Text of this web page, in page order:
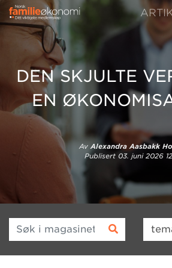
DEN SKJULTE
EN
Av Alexandra Aasbakk
Publisert 03. juni 2026
Søk i magasinet